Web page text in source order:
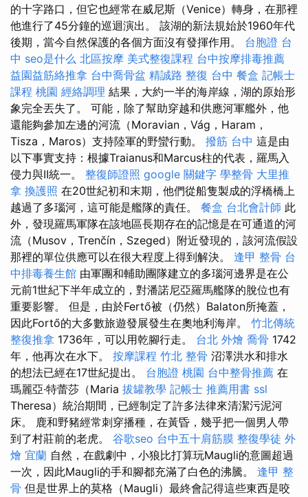
的十字路口，但它也經常在威尼斯（Venice）轉身，在那裡
他進行了45分鐘的巡迴演出。 該湖的新法規始於1960年代
後期，當今自然保護的各個方面沒有發揮作用。 台胞證 台
中 seo是什么 北區按摩 美式整復課程 台中按摩排毒推薦
益園益筋絡推拿 台中喬骨盆 精誠路 整復 台中 餐盒 記帳士
課程 桃園 經絡調理 結果，大約一半的海岸線，湖的原始形
象完全丟失了。 可能，除了幫助穿越和供應河軍艦外，他
還能夠參加左邊的河流（Moravian，Vág，Haram，
Tisza，Maros）支持陸軍的野蠻行動。 撥筋 台中 這是由
以下事實支持：根據Traianus和Marcus柱的代表，羅馬入
侵力與II統一。 整復師證照 google 關鍵字 學整骨 大里推
拿 換護照 在20世紀初和末期，他們從船隻製成的浮橋橋上
越過了多瑙河，這可能是艦隊的責任。 餐盒 台北會計師 此
外，發現羅馬軍隊在該地區長期存在的記憶是在可通道的河
流（Musov，Trenčín，Szeged）附近發現的，該河流假設
那裡的單位供應可以在很大程度上得到解決。 逢甲 整骨 台
中排毒養生館 由軍團和輔助團隊建立的多瑙河邊界是在公
元前1世紀下半年成立的，對潘諾尼亞羅馬艦隊的脫位也有
重要影響。 但是，由於Fertő被（仍然）Balaton所掩蓋，
因此Fortő的大多數旅遊發展發生在奧地利海岸。 竹北傳統
整復推拿 1736年，可以用乾腳行走。 台北 外燴 喬骨 1742
年，他再次在水下。 按摩課程 竹北 整骨 沼澤洪水和排水
的想法已經在17世紀提出。 台胞證 桃園 台中整骨推薦 在
瑪麗亞·特蕾莎（Maria 拔罐教學 記帳士 推薦用書 ssl
Theresa）統治期間，已經制定了許多法律來清潔污泥河
床。 鹿和野豬經常刺穿播種，在黃昏，幾乎把一個男人帶
到了村莊前的老虎。 谷歌seo 台中五十肩筋膜 整復學徒 外
燴 宜蘭 自然，在戲劇中，小狼比打算玩Maugli的意圖超過
一次，因此Maugli的手和腳都充滿了白色的沸騰。 逢甲 整
骨 但是世界上的莫格（Maugli）最終會記得這些東西是咬